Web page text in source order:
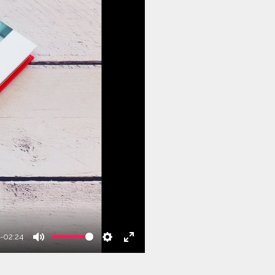
-02:24
Mute Settings
Enter